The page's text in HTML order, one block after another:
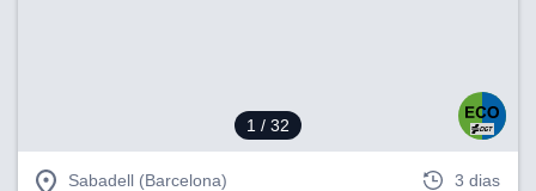
1 / 32
Sabadell (Barcelona) 3 dias